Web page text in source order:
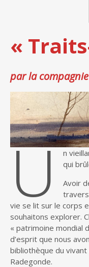
«
par la
U
n
qui
Avoir
vie se lit sur le corps
souhaitons explorer.
« patrimoine mondial
d’esprit que nous
bibliothèque du
Radegonde.